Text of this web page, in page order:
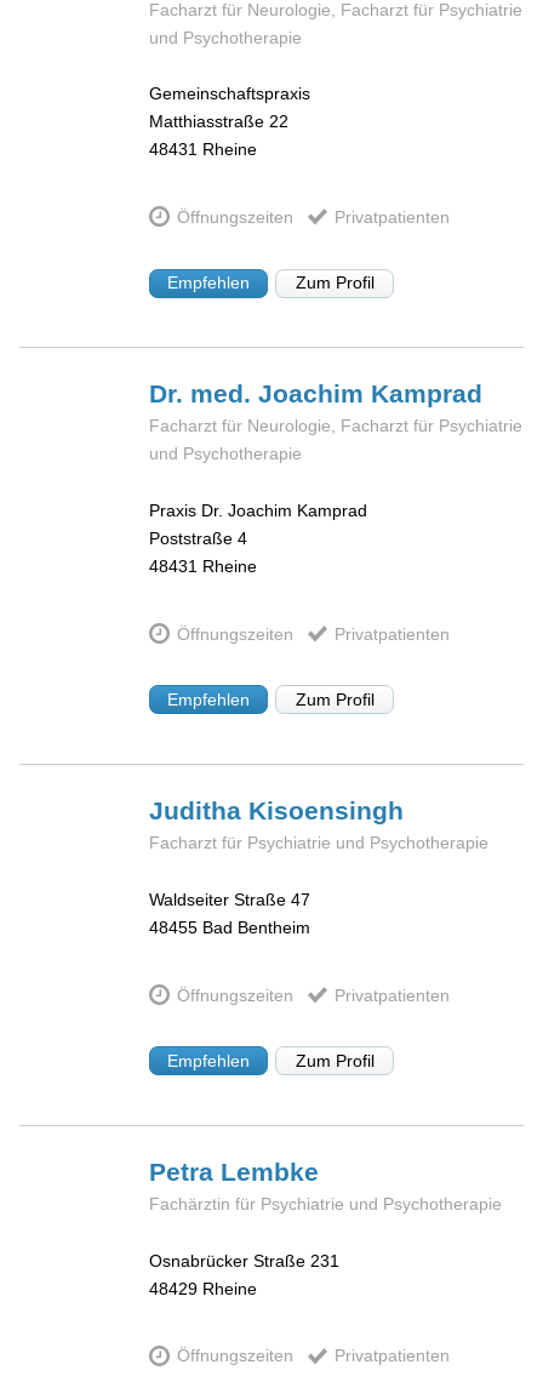
Facharzt für Neurologie, Facharzt für Psychiatrie
und Psychotherapie
Gemeinschaftspraxis
Matthiasstraße 22
48431 Rheine
Öffnungszeiten Privatpatienten
Empfehlen Zum Profil
Dr. med. Joachim Kamprad
Facharzt für Neurologie, Facharzt für Psychiatrie
und Psychotherapie
Praxis Dr. Joachim Kamprad
Poststraße 4
48431 Rheine
Öffnungszeiten Privatpatienten
Empfehlen Zum Profil
Juditha Kisoensingh
Facharzt für Psychiatrie und Psychotherapie
Waldseiter Straße 47
48455 Bad Bentheim
Öffnungszeiten Privatpatienten
Empfehlen Zum Profil
Petra Lembke
Fachärztin für Psychiatrie und Psychotherapie
Osnabrücker Straße 231
48429 Rheine
Öffnungszeiten Privatpatienten